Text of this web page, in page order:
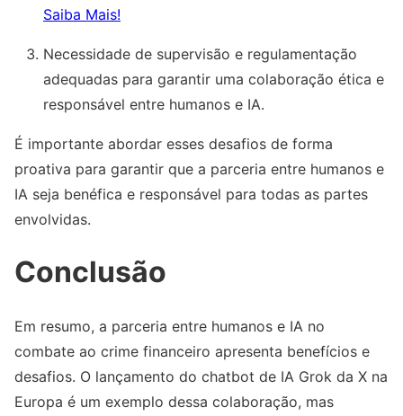
Saiba Mais!
Necessidade de supervisão e regulamentação
adequadas para garantir uma colaboração ética e
responsável entre humanos e IA.
É importante abordar esses desafios de forma
proativa para garantir que a parceria entre humanos e
IA seja benéfica e responsável para todas as partes
envolvidas.
Conclusão
Em resumo, a parceria entre humanos e IA no
combate ao crime financeiro apresenta benefícios e
desafios. O lançamento do chatbot de IA Grok da X na
Europa é um exemplo dessa colaboração, mas